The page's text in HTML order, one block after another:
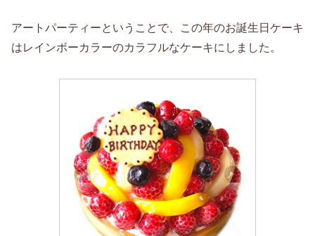
アートパーティーということで、この年のお誕生日ケーキ
はレインボーカラーのカラフルなケーキにしました。